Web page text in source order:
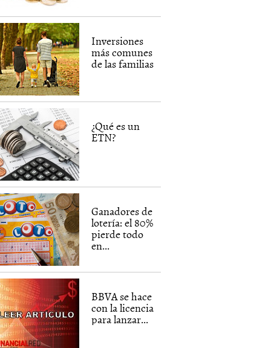
Inversiones
más comunes
de las familias
¿Qué es un
ETN?
Ganadores de
lotería: el 80%
pierde todo
en...
BBVA se hace
con la licencia
para lanzar...